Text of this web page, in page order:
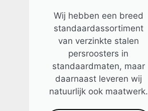
Wij hebben een breed
standaardassortiment
van verzinkte stalen
persroosters in
standaardmaten, maar
daarnaast leveren wij
natuurlijk ook maatwerk.